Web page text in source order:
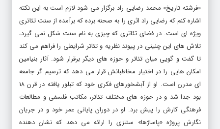
«فرشته تاریخ» محمد رضایی راد برگزار می شود لازم است به این نکته
اشاره کنم که رضایی راد اثری را به صحنه برده که برآمده از سنت تئاتری
ویژه ای است. در فضای تئاتری که چیزی به نام سنت شکل نمی گیرد،
تلاش های این چنینی در پیوند نظریه و تئاتر شرایطی را فراهم می کند
تا گفت و گویی میان تئاتر و حوزه های دیگر برقرار شود. آثار بنیامین
امکان هایی را در اختیار مخاطبانش قرار می دهد که ترسیم گر جامعه
ای مدرن است. او از آبشخورهای فکری خود که تبلور یافته در قرن ۱۸
بود جدا شد و در حوزه های مختلف تئاتر، مکاتب فلسفی و مطالعات
فرهنگی کارش را پیش برد. او در دوران پایانی عمر خود و در جریان
نگارش پروژه «پاساژها» سنتزی را ارائه می دهد که نشان دهنده